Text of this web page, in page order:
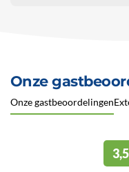
Onze
Onze gastbeoordelingen
3,5